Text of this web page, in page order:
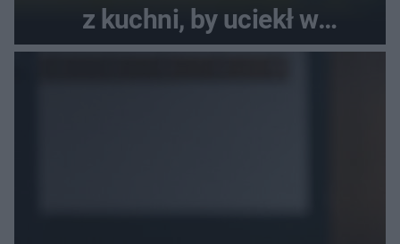
z kuchni, by uciekł w
popłochu